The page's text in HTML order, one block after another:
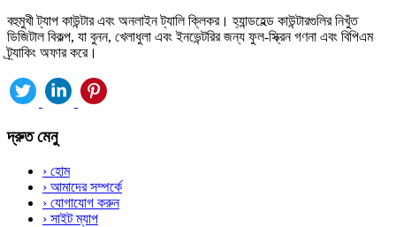
বহুমুখী ট্যাপ কাউন্টার এবং অনলাইন ট্যালি ক্লিকর। হ্যান্ডহেল্ড কাউন্টারগুলির নিখুঁত
ডিজিটাল বিকল্প, যা বুনন, খেলাধুলা এবং ইনভেন্টরির জন্য ফুল-স্ক্রিন গণনা এবং বিপিএম
ট্র্যাকিং অফার করে।
দ্রুত মেনু
› হোম
› আমাদের সম্পর্কে
› যোগাযোগ করুন
› সাইট ম্যাপ